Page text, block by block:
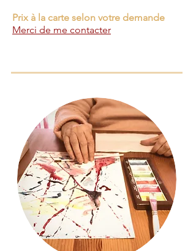
Prix à la carte selon votre demande
Merci de me contacter